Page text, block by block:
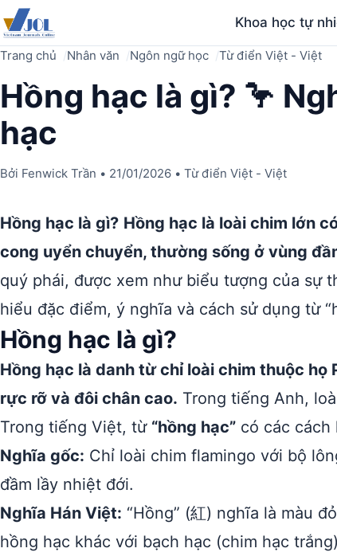
Khoa học tự
Trang chủ Nhân văn Ngôn ngữ học Từ điển Việt - Việt
Hồng hạc là gì? 🦩
hạc
Bởi Fenwick Trần • 21/01/2026 • Từ điển Việt - Việt
Hồng hạc là gì? Hồng hạc là loài chim lớn
cong uyển chuyển, thường sống ở vùng
quý phái, được xem như biểu tượng của sự
hiểu đặc điểm, ý nghĩa và cách sử dụng từ
Hồng hạc là gì?
Hồng hạc là danh từ chỉ loài chim thuộc
rực rỡ và đôi chân cao. Trong tiếng Anh,
Trong tiếng Việt, từ “hồng hạc” có các cách
Nghĩa gốc: Chỉ loài chim flamingo với bộ
đầm lầy nhiệt đới.
Nghĩa Hán Việt: “Hồng” (紅) nghĩa là màu
hồng hạc khác với bạch hạc (chim hạc